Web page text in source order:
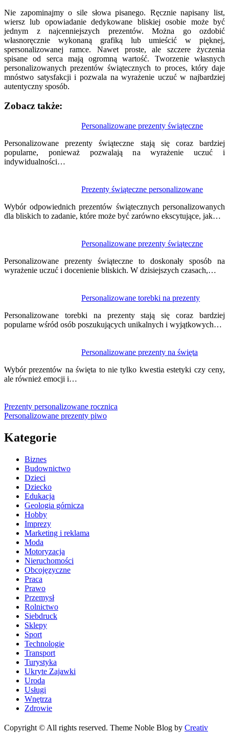
Nie zapominajmy o sile słowa pisanego. Ręcznie napisany list,
wiersz lub opowiadanie dedykowane bliskiej osobie może być
jednym z najcenniejszych prezentów. Można go ozdobić
własnoręcznie wykonaną grafiką lub umieścić w pięknej,
spersonalizowanej ramce. Nawet proste, ale szczere życzenia
spisane od serca mają ogromną wartość. Tworzenie własnych
personalizowanych prezentów świątecznych to proces, który daje
mnóstwo satysfakcji i pozwala na wyrażenie uczuć w najbardziej
autentyczny sposób.
Zobacz także:
Personalizowane prezenty świąteczne
Personalizowane prezenty świąteczne stają się coraz bardziej
popularne, ponieważ pozwalają na wyrażenie uczuć i
indywidualności…
Prezenty świąteczne personalizowane
Wybór odpowiednich prezentów świątecznych personalizowanych
dla bliskich to zadanie, które może być zarówno ekscytujące, jak…
Personalizowane prezenty świąteczne
Personalizowane prezenty świąteczne to doskonały sposób na
wyrażenie uczuć i docenienie bliskich. W dzisiejszych czasach,…
Personalizowane torebki na prezenty
Personalizowane torebki na prezenty stają się coraz bardziej
popularne wśród osób poszukujących unikalnych i wyjątkowych…
Personalizowane prezenty na święta
Wybór prezentów na święta to nie tylko kwestia estetyki czy ceny,
ale również emocji i…
wpisu
Prezenty personalizowane rocznica
Personalizowane prezenty piwo
Kategorie
Biznes
Budownictwo
Dzieci
Dziecko
Edukacja
Geologia górnicza
Hobby
Imprezy
Marketing i reklama
Moda
Motoryzacja
Nieruchomości
Obcojęzyczne
Praca
Prawo
Przemysł
Rolnictwo
Siebdruck
Sklepy
Sport
Technologie
Transport
Turystyka
Ukryte Zajawki
Uroda
Usługi
Wnętrza
Zdrowie
Copyright © All rights reserved. Theme Noble Blog by Creativ